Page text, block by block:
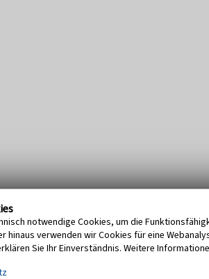
notwendige Cookies, um die
hinaus verwenden wir Cookies für eine
Sie Ihr Einverständnis. Weitere